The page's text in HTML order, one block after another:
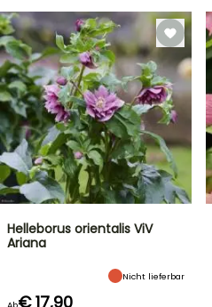
Helleborus orientalis ViV
Ariana
Nicht lieferbar
€ 17,90